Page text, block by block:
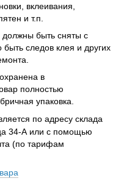
вклеивания,
и т.п.
быть сняты с
следов клея и других
в
полностью
упаковка.
по адресу склада
34-А или с помощью
(по тарифам